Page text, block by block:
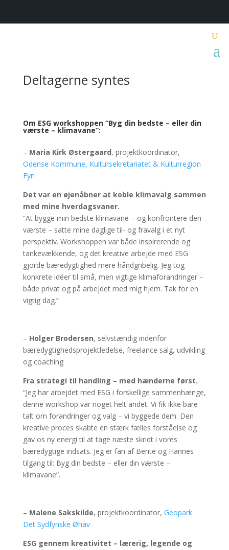
Deltagerne syntes
Om ESG workshoppen “Byg din bedste – eller din
værste – klimavane”:
– Maria Kirk Østergaard, projektkoordinator,
Odense Kommune, Kultursekretariatet & Kulturregion
Fyn
Det var en øjenåbner at koble klimavalg sammen
med mine hverdagsvaner.
“At bygge min bedste klimavane – og konfrontere den
værste – satte mine daglige til- og fravalg i et nyt
perspektiv. Workshoppen var både inspirerende og
tankevækkende, og det kreative arbejde med ESG
gjorde bæredygtighed mere håndgribelig. Jeg tog
konkrete idéer til små, men vigtige klimaforandringer –
både privat og på arbejdet med mig hjem. Tak for en
vigtig dag.”
– Holger Brodersen, selvstændig indenfor
bæredygtighedsprojektledelse, freelance salg, udvikling
og coaching
Fra strategi til handling – med hænderne først.
“Jeg har arbejdet med ESG i forskellige sammenhænge,
denne workshop var noget helt andet. Vi fik ikke bare
talt om forandringer og valg – vi byggede dem. Den
kreative proces skabte en stærk fælles forståelse og
gav os ny energi til at tage næste skridt i vores
bæredygtige indsats. Jeg er fan af Bente og Hannes
tilgang til: Byg din bedste – eller din værste –
klimavane”.
– Malene Sakskilde, projektkoordinator, Geopark
Det Sydfynske Øhav
ESG gennem kreativitet – lærerig, legende og